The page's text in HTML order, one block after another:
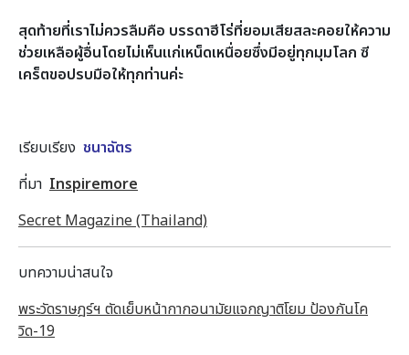
สุดท้ายที่เราไม่ควรลืมคือ บรรดาฮีโร่ที่ยอมเสียสละคอยให้ความ
ช่วยเหลือผู้อื่นโดยไม่เห็นแก่เหน็ดเหนื่อยซึ่งมีอยู่ทุกมุมโลก ซี
เคร็ตขอปรบมือให้ทุกท่านค่ะ
เรียบเรียง ชนาฉัตร
ที่มา Inspiremore
Secret Magazine (Thailand)
บทความน่าสนใจ
พระวัดราษฎร์ฯ ตัดเย็บหน้ากากอนามัยแจกญาติโยม ป้องกันโค
วิด-19